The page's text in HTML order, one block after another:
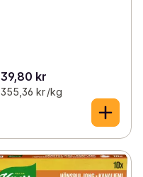
39,80 kr
355,36 kr /kg